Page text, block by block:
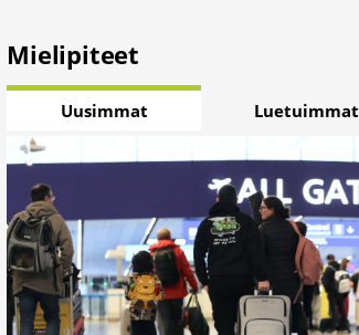
Mielipiteet
Uusimmat Luetuimmat